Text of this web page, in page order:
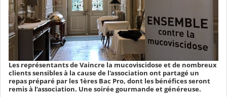
Les représentants de Vaincre la mucoviscidose et de nombreux
clients sensibles à la cause de l'association ont partagé un
repas préparé par les 1ères Bac Pro, dont les bénéfices seront
remis à l’association. Une soirée gourmande et généreuse.